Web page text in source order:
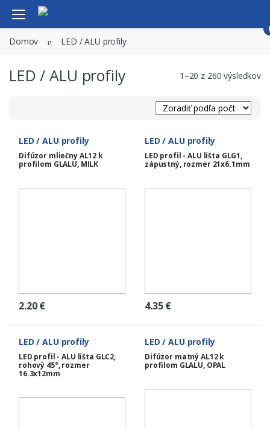
Svietidlá
LED
Smart home
Novinky
Akcie
Domov LED / ALU profily
LED / ALU profily 1–20 z 260 výsledkov
LED / ALU profily
Difúzor mliečny AL12 k
profilom GLALU, MILK
2.20€
LED / ALU profily
LED profil - ALU lišta GLG1,
zápustný, rozmer 21x6.1mm
4.35€
LED / ALU profily
LED profil - ALU lišta GLC2,
rohový 45°, rozmer
16.3x12mm
LED / ALU profily
Difúzor matný AL12 k
profilom GLALU, OPAL
Heslo